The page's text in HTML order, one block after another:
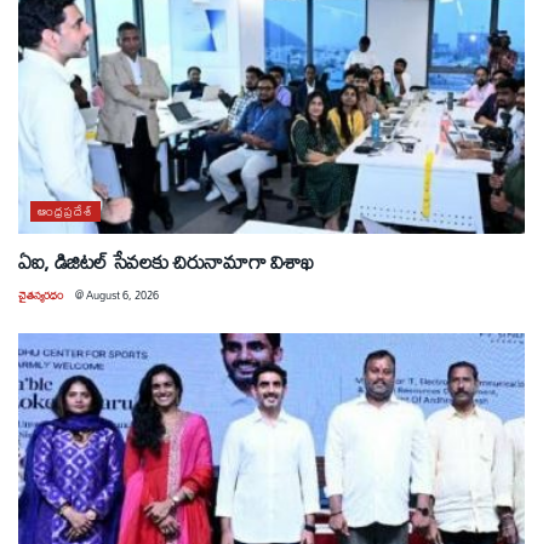
ఆంధ్రప్రదేశ్
ఏఐ, డిజిటల్ సేవలకు చిరునామాగా విశాఖ
చైతన్యరధం @August 6, 2026